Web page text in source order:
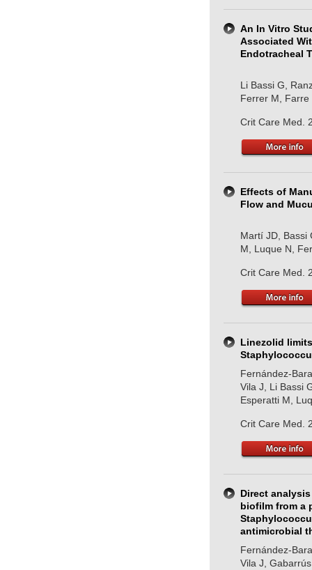
An In Vitro
Associated
Endotracheal
Li Bassi G,
Ferrer M, Farre
Crit Care Med.
Effects of
Flow and
Martí JD, Bassi
M, Luque N,
Crit Care Med.
Linezolid
Fernández-
Vila J, Li Bassi
Esperatti M,
Crit Care Med.
Direct
biofilm from a
antimicrobial
Fernández-
Vila J,